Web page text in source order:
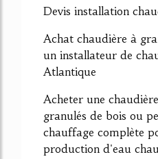
Devis installation
Achat chaudière à
un installateur de
Atlantique
Acheter une
granulés de bois ou
chauffage complète
production d'eau